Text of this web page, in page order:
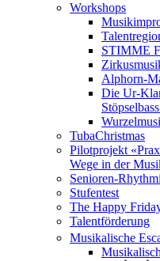
Workshops
STIMME
Alphorn-
Die Ur-
TubaChristmas
Pilotprojekt
Wege in der
Senioren-
Stufentest
The Happy
Talentförderung
Musikalische